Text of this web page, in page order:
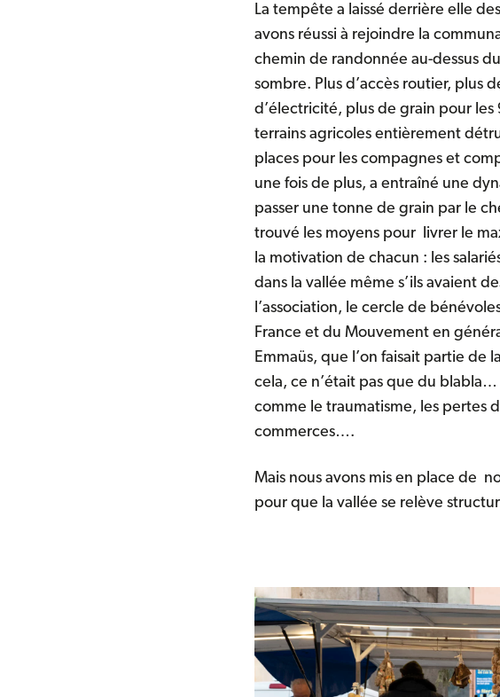
La tempête a laissé derrière elle
avons réussi à rejoindre la
chemin de randonnée au-dessus
sombre. Plus d’accès routier, plus
d’électricité, plus de grain pour les
terrains agricoles entièrement
places pour les compagnes et
une fois de plus, a entraîné une
passer une tonne de grain par le
trouvé les moyens pour livrer le
la motivation de chacun : les
dans la vallée même s’ils avaient
l’association, le cercle de
France et du Mouvement en
Emmaüs, que l’on faisait partie de
cela, ce n’était pas que du
comme le traumatisme, les pertes
commerces….
Mais nous avons mis en place de
pour que la vallée se relève